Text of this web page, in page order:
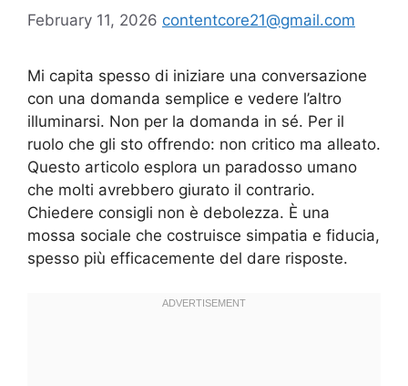
February 11, 2026 contentcore21@gmail.com
Mi capita spesso di iniziare una conversazione
con una domanda semplice e vedere l’altro
illuminarsi. Non per la domanda in sé. Per il
ruolo che gli sto offrendo: non critico ma alleato.
Questo articolo esplora un paradosso umano
che molti avrebbero giurato il contrario.
Chiedere consigli non è debolezza. È una
mossa sociale che costruisce simpatia e fiducia,
spesso più efficacemente del dare risposte.